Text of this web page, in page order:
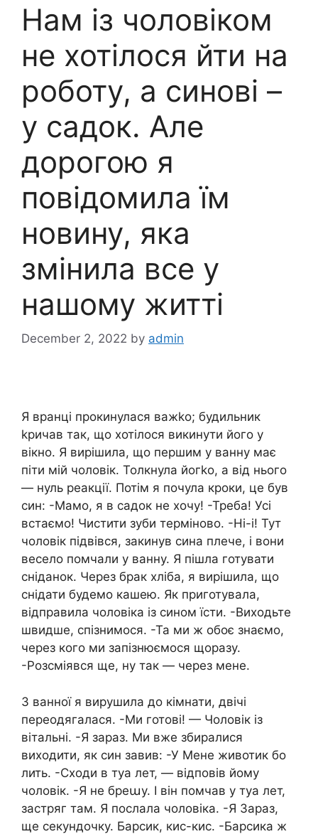
Нам із чоловіком
не хотілося йти на
роботу, а синові –
у садок. Але
дорогою я
повідомила їм
новину, яка
змінила все у
нашому житті
December 2, 2022 by admin
Я вранці прокинулася важkо; будильник
kричав так, що хотілося викинути його у
вікно. Я вирішила, що першим у ванну має
піти мій чоловік. Толкнула йогkо, а від нього
— нуль реакції. Потім я почула кроки, це був
син: -Мамо, я в садок не хочу! -Треба! Усі
встаємо! Чистити зуби терміново. -Ні-і! Тут
чоловік підвівся, закинув сина плече, і вони
весело помчали у ванну. Я пішла готувати
сніданок. Через брак хліба, я вирішила, що
снідати будемо кашею. Як приготувала,
відправила чоловіка із сином їсти. -Виходьте
швидше, спізнимося. -Та ми ж обоє знаємо,
через кого ми запізнюємося щоразу.
-Розсміявся ще, ну так — через мене.
З ванної я вирушила до кімнати, двічі
переодягалася. -Ми готові! — Чоловік із
вітальні. -Я зараз. Ми вже збиралися
виходити, як син завив: -У Мене животик бо
лить. -Сходи в туа лет, — відповів йому
чоловік. -Я не бреաу. І він помчав у туа лет,
застряг там. Я послала чоловіка. -Я Зараз,
ще секундочку. Барсик, кис-кис. -Барсика ж